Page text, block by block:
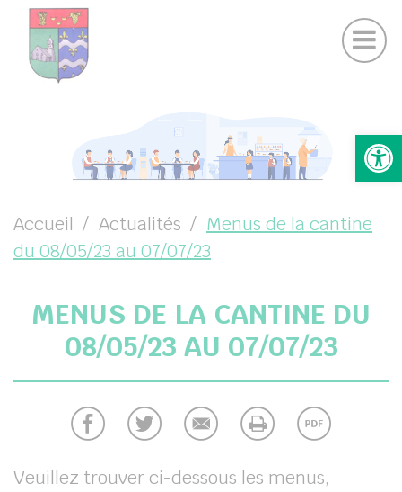
( VOTRE COMMUNE )
( VIE PRATIQUE )
( VIE LOCALE )
Actualités Chamigny Journal de la Commune
Suivez-nous sur Facebook
Suivez-nous sur Instagram
Accueil Actualités
Menus de la cantine
du 08/05/23 au 07/07/23
MENUS DE LA CANTINE DU
08/05/23 AU 07/07/23
Veuillez trouver ci-dessous les menus,
Panneau de gestion des cookies